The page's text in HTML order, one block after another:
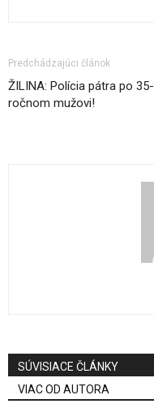
Predchádzajúci článok
ŽILINA: Polícia pátra po 35-
ročnom mužovi!
SÚVISIACE ČLÁNKY
VIAC OD AUTORA